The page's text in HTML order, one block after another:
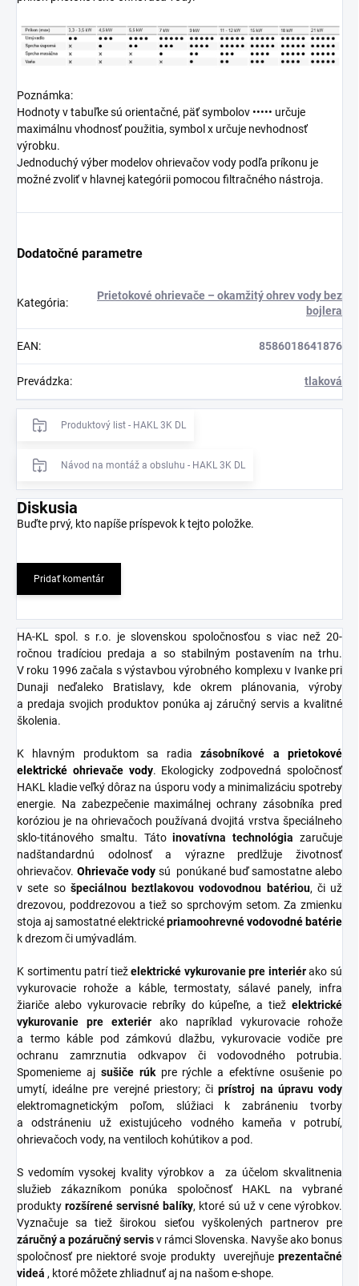
Poznámka:
Hodnoty v tabuľke sú orientačné, päť symbolov ••••• určuje
maximálnu vhodnosť použitia, symbol x určuje nevhodnosť
výrobku.
Jednoduchý výber modelov ohrievačov vody podľa príkonu je
možné zvoliť v hlavnej kategórii pomocou filtračného nástroja.
Dodatočné parametre
Kategória:
Prietokové ohrievače – okamžitý ohrev vody bez
bojlera
EAN: 8586018641876
Prevádzka: tlaková
Produktový list - HAKL 3K DL
Návod na montáž a obsluhu - HAKL 3K DL
Diskusia
Buďte prvý, kto napíše príspevok k tejto položke.
Pridať komentár
HA-KL spol. s r.o. je slovenskou spoločnosťou s viac než 20-
ročnou tradíciou predaja a so stabilným postavením na trhu.
V roku 1996 začala s výstavbou výrobného komplexu v Ivanke pri
Dunaji neďaleko Bratislavy, kde okrem plánovania, výroby
a predaja svojich produktov ponúka aj záručný servis a kvalitné
školenia.
K hlavným produktom sa radiazásobníkové aprietokové
elektrické ohrievače vody. Ekologicky zodpovedná spoločnosť
HAKL kladie veľký dôraz na úsporu vody a minimalizáciu spotreby
energie. Na zabezpečenie maximálnej ochrany zásobníka pred
koróziou je na ohrievačoch používaná dvojitá vrstva špeciálneho
sklo-titánového smaltu. Tátoinovatívna technológia zaručuje
nadštandardnú odolnosť a výrazne predlžuje životnosť
ohrievačov. Ohrievače vody sú ponúkané buď samostatne alebo
v sete so špeciálnou beztlakovou vodovodnou batériou, či už
drezovou, poddrezovou a tiež so sprchovým setom. Za zmienku
stoja aj samostatné elektricképriamoohrevnévodovodné batérie
k drezom či umývadlám.
K sortimentu patrí tieželektrické vykurovanie pre interiérako sú
vykurovacie rohože a káble, termostaty, sálavé panely, infra
žiariče alebo vykurovacie rebríky do kúpeľne, a tiež elektrické
vykurovanie pre exteriér ako napríklad vykurovacie rohože
a termo káble pod zámkovú dlažbu, vykurovacie vodiče pre
ochranu zamrznutia odkvapov či vodovodného potrubia.
Spomenieme aj sušiče rúkpre rýchle a efektívne osušenie po
umytí, ideálne pre verejné priestory; čiprístroj na úpravu vody
elektromagnetickým poľom, slúžiaci k zabráneniu tvorby
a odstráneniu už existujúceho vodného kameňa v potrubí,
ohrievačoch vody, na ventiloch kohútikov a pod.
S vedomím vysokej kvality výrobkov a za účelom skvalitnenia
služieb zákazníkom ponúka spoločnosť HAKL na vybrané
produktyrozšírené servisné balíky, ktoré sú už v cene výrobkov.
Vyznačuje sa tiež širokou sieťou vyškolených partnerov pre
záručný a pozáručný servisv rámci Slovenska. Navyše ako bonus
spoločnosť pre niektoré svoje produkty uverejňuje prezentačné
videá , ktoré môžete zhliadnuť aj na našom e-shope.